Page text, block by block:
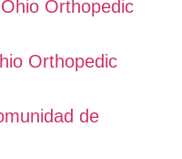
Orthopedic
Orthopedic
de